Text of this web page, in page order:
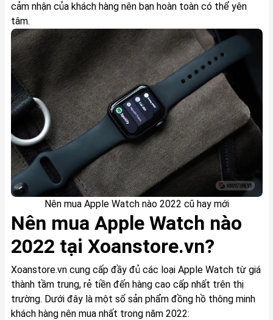
cảm nhận của khách hàng nên bạn hoàn toàn có thể yên
tâm.
Nên mua Apple Watch nào 2022 cũ hay mới
Nên mua Apple Watch nào
2022 tại Xoanstore.vn?
Xoanstore.vn cung cấp đầy đủ các loại Apple Watch từ giá
thành tầm trung, rẻ tiền đến hàng cao cấp nhất trên thị
trường. Dưới đây là một số sản phẩm đồng hồ thông minh
khách hàng nên mua nhất trong năm 2022: